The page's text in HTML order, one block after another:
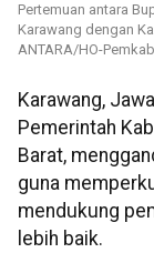
Pertemuan antara
Karawang dengan
ANTARA/HO-
Karawang,
Pemerintah
Barat,
guna
mendukung
lebih baik.